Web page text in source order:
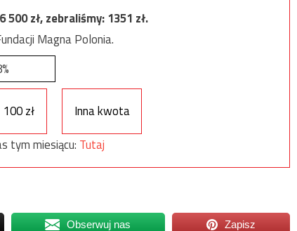
500zł, zebraliśmy:1351 zł.
Magna Polonia.
100 zł
Inna kwota
tym miesiącu: Tutaj
Obserwuj nas Zapisz